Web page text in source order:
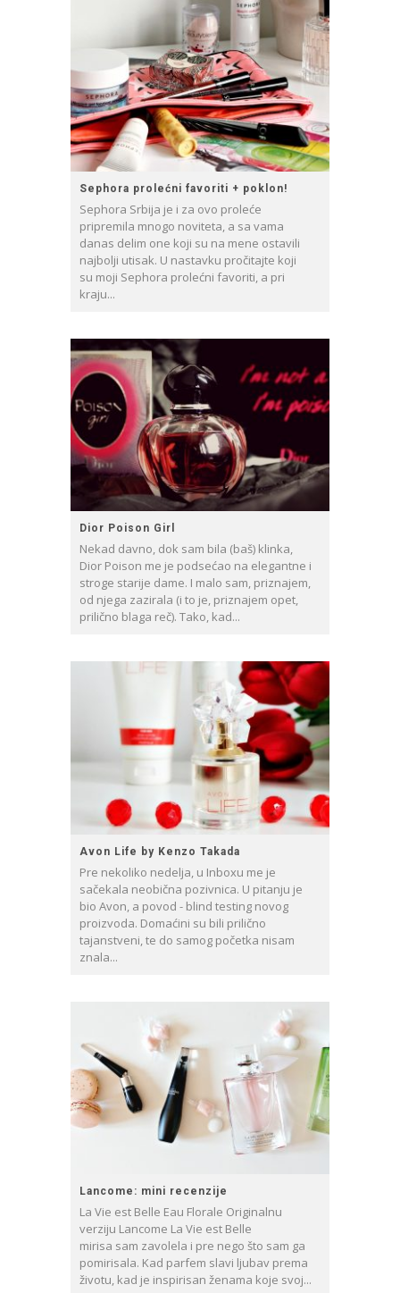
Sephora prolećni favoriti + poklon!
Sephora Srbija je i za ovo proleće
pripremila mnogo noviteta, a sa vama
danas delim one koji su na mene ostavili
najbolji utisak. U nastavku pročitajte koji
su moji Sephora prolećni favoriti, a pri
kraju...
Dior Poison Girl
Nekad davno, dok sam bila (baš) klinka,
Dior Poison me je podsećao na elegantne i
stroge starije dame. I malo sam, priznajem,
od njega zazirala (i to je, priznajem opet,
prilično blaga reč). Tako, kad...
Avon Life by Kenzo Takada
Pre nekoliko nedelja, u Inboxu me je
sačekala neobična pozivnica. U pitanju je
bio Avon, a povod - blind testing novog
proizvoda. Domaćini su bili prilično
tajanstveni, te do samog početka nisam
znala...
Lancome: mini recenzije
La Vie est Belle Eau Florale Originalnu
verziju Lancome La Vie est Belle
mirisa sam zavolela i pre nego što sam ga
pomirisala. Kad parfem slavi ljubav prema
životu, kad je inspirisan ženama koje svoj...